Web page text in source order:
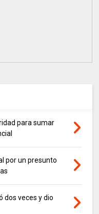
para sumar
por un presunto
dos veces y dio